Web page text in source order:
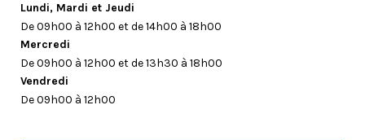
Lundi, Mardi et Jeudi
De 09h00 à 12h00 et de 14h00 à 18h00
Mercredi
De 09h00 à 12h00 et de 13h30 à 18h00
Vendredi
De 09h00 à 12h00